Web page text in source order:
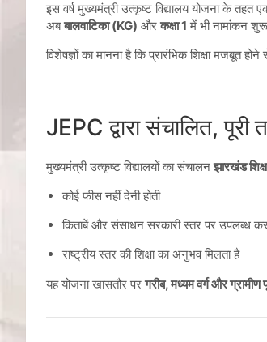
इस वर्ष मुख्यमंत्री उत्कृष्ट विद्यालय योजना के तहत
अबबालवाटिका (KG) औरकक्षा 1 में भी नामांकन
विशेषज्ञों का मानना है कि प्रारंभिक शिक्षा मजबूत
JEPC द्वारा संचालित, पूरी
मुख्यमंत्री उत्कृष्ट विद्यालयों का संचालनझारखंड
कोई फीस नहीं देनी होती
किताबें और संसाधन सरकारी स्तर पर उपलब्ध
राष्ट्रीय स्तर की शिक्षा का अनुभव मिलता है
यह योजना खासतौर परगरीब, मध्यम वर्ग और ग्रामीण